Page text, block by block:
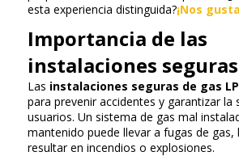
esta experiencia distinguida?¡Nos
Importancia de las
instalaciones seguras
Las instalaciones seguras de gas LP
para prevenir accidentes y garantizar la
usuarios. Un sistema de gas mal
mantenido puede llevar a fugas de gas,
resultar en incendios o explosiones.